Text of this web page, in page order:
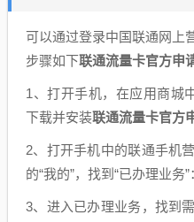
可以通过登录中国联通网上
步骤如下联通流量卡官方申
1、打开手机，在应用商城
下载并安装联通流量卡官方
2、打开手机中的联通手机
的“我的”，找到“已办理业务”
3、进入已办理业务，找到